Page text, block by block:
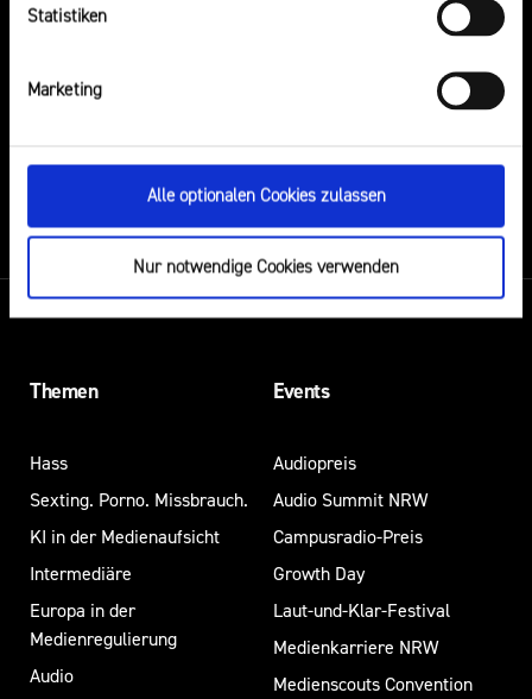
Statistiken
Marketing
Alle optionalen Cookies zulassen
Nur notwendige Cookies verwenden
HIER KANNST DU IHN MELDEN
Themen
Hass
Sexting. Porno. Missbrauch.
KI in der Medienaufsicht
Intermediäre
Europa in der
Medienregulierung
Audio
Events
Audiopreis
Audio Summit NRW
Campusradio-Preis
Growth Day
Laut-und-Klar-Festival
Medienkarriere NRW
Medienscouts Convention